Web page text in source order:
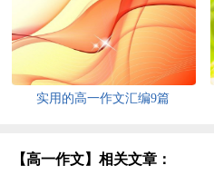
实用的高一作文汇编9篇
【高一作文】相关文章：